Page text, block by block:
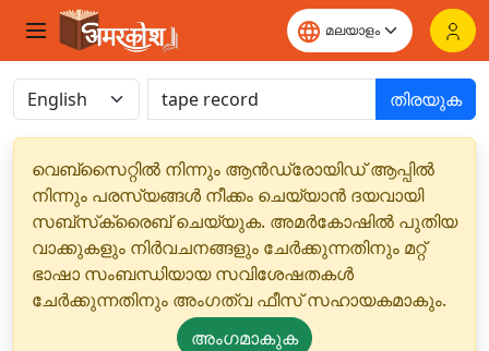
തിരയുക
വെബ്‌സൈറ്റിൽ നിന്നും ആൻഡ്രോയിഡ് ആപ്പിൽ
നിന്നും പരസ്യങ്ങൾ നീക്കം ചെയ്യാൻ ദയവായി
സബ്‌സ്‌ക്രൈബ് ചെയ്യുക. അമർകോഷിൽ പുതിയ
വാക്കുകളും നിർവചനങ്ങളും ചേർക്കുന്നതിനും മറ്റ്
ഭാഷാ സംബന്ധിയായ സവിശേഷതകൾ
ചേർക്കുന്നതിനും അംഗത്വ ഫീസ് സഹായകമാകും.
അംഗമാകുക